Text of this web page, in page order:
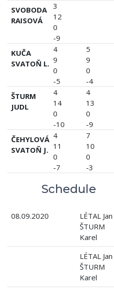
SVOBODA
RAISOVÁ
3
12
0
-9
KUČA
SVATOŇ L.
4
9
0
-5
5
9
0
-4
ŠTURM
JUDL
4
14
0
-10
4
13
0
-9
ČEHYLOVÁ
SVATOŇ J.
4
11
0
-7
7
10
0
-3
Schedule
08.09.2020
LÉTAL Jan
ŠTURM
Karel
LÉTAL Jan
ŠTURM
Karel